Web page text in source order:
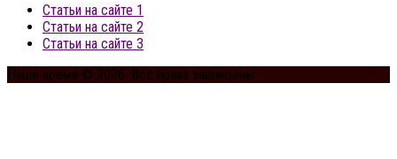
Статьи на сайте 1
Статьи на сайте 2
Статьи на сайте 3
Наше время © 2026. Все права защищены.